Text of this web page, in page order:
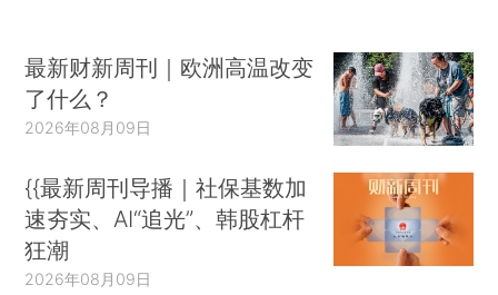
最新财新周刊｜欧洲高温改变
了什么？
2026年08月09日
{{最新周刊导播｜社保基数加
速夯实、AI“追光”、韩股杠杆
狂潮
2026年08月09日